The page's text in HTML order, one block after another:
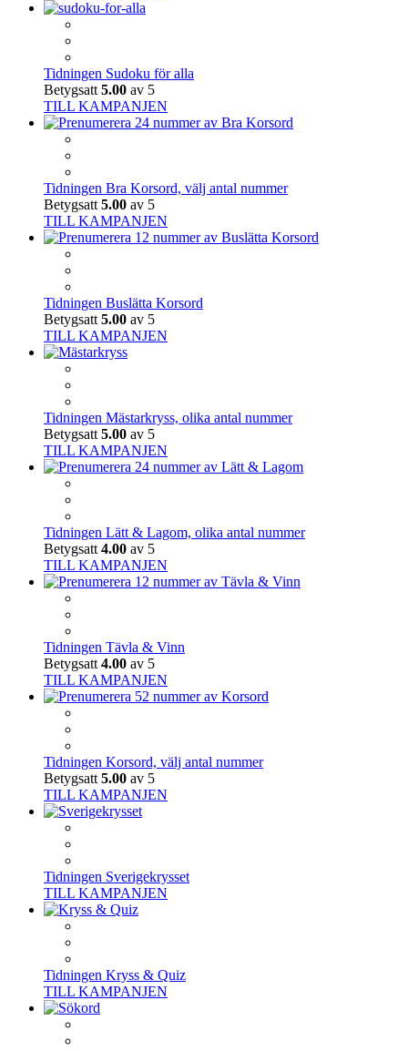
Tidningen Sudoku för alla
Betygsatt 5.00 av 5
TILL KAMPANJEN
Tidningen Bra Korsord, välj antal nummer
Betygsatt 5.00 av 5
TILL KAMPANJEN
Tidningen Buslätta Korsord
Betygsatt 5.00 av 5
TILL KAMPANJEN
Tidningen Mästarkryss, olika antal nummer
Betygsatt 5.00 av 5
TILL KAMPANJEN
Tidningen Lätt & Lagom, olika antal nummer
Betygsatt 4.00 av 5
TILL KAMPANJEN
Tidningen Tävla & Vinn
Betygsatt 4.00 av 5
TILL KAMPANJEN
Tidningen Korsord, välj antal nummer
Betygsatt 5.00 av 5
TILL KAMPANJEN
Tidningen Sverigekrysset
TILL KAMPANJEN
Tidningen Kryss & Quiz
TILL KAMPANJEN